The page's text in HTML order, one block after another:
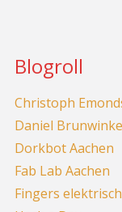
Blogroll
Christoph
Daniel
Dorkbot Aachen
Fab Lab Aachen
Fingers